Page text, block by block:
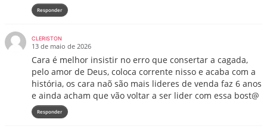
Responder
CLERISTON
13 de maio de 2026
Cara é melhor insistir no erro que consertar a cagada,
pelo amor de Deus, coloca corrente nisso e acaba com a
história, os cara naõ são mais lideres de venda faz 6 anos
e ainda acham que vão voltar a ser lider com essa bost@
Responder